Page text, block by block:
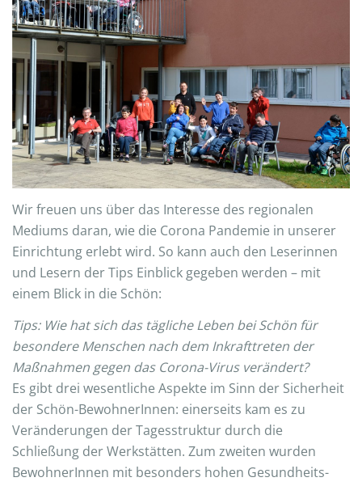
Wir freuen uns über das Interesse des regionalen
Mediums daran, wie die Corona Pandemie in unserer
Einrichtung erlebt wird. So kann auch den Leserinnen
und Lesern der Tips Einblick gegeben werden – mit
einem Blick in die Schön:
Tips: Wie hat sich das tägliche Leben bei Schön für
besondere Menschen nach dem Inkrafttreten der
Maßnahmen gegen das Corona-Virus verändert?
Es gibt drei wesentliche Aspekte im Sinn der Sicherheit
der Schön-BewohnerInnen: einerseits kam es zu
Veränderungen der Tagesstruktur durch die
Schließung der Werkstätten. Zum zweiten wurden
BewohnerInnen mit besonders hohen Gesundheits-